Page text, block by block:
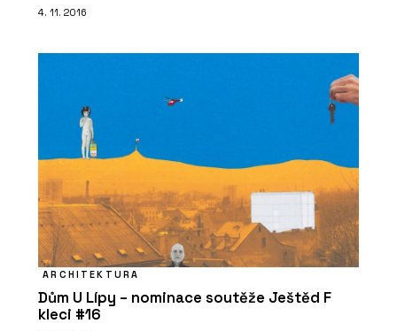
4. 11. 2016
ARCHITEKTURA
Dům U Lípy – nominace soutěže Ještěd F
kleci #16